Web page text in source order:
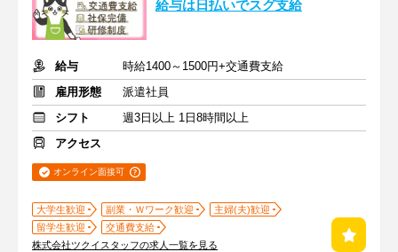
給与は日払いでスグ支給
給与
時給1400～1500円+交通費支給
雇用形態
派遣社員
シフト
週3日以上 1日8時間以上
アクセス
オンライン面接可
大学生歓迎 副業・Ｗワーク歓迎
主婦(夫)歓迎
留学生歓迎
交通費支給
株式会社ツクイスタッフの求人一覧を見る